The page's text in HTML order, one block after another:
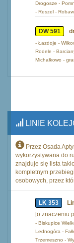
Drogosze -
- Reszel -
DW 591
- Łazdoje -
Rodele -
Michałkowo -
LINIE
Przez Osada
wykorzystywana do
znajduje się lista
kompletnym
osobowych, przez
LK 353
[o znaczeniu
- Biskupice
Lednogóra -
Trzemeszno -